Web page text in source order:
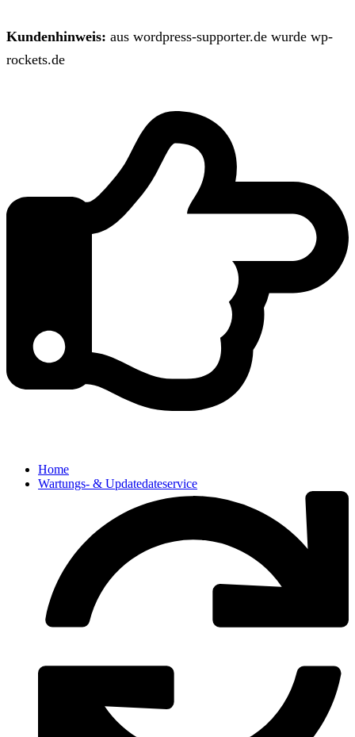
Kundenhinweis: aus wordpress-supporter.de wurde wp-
rockets.de
Home
Wartungs- & Updatedateservice